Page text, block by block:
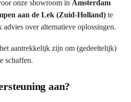
onze showroom in Amsterdam
aan de Lek (Zuid-Holland) te
over alternatieve oplossingen.
aantrekkelijk zijn om (gedeeltelijk)
schaffen.
aan?